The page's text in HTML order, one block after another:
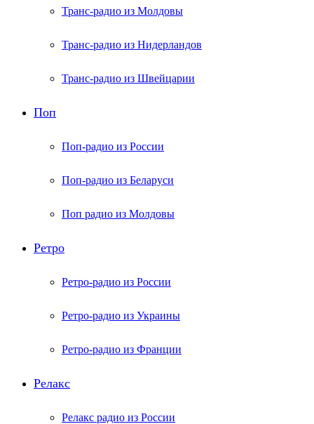
Транс-радио из Молдовы
Транс-радио из Нидерландов
Транс-радио из Швейцарии
Поп
Поп-радио из России
Поп-радио из Беларуси
Поп радио из Молдовы
Ретро
Ретро-радио из России
Ретро-радио из Украины
Ретро-радио из Франции
Релакс
Релакс радио из России